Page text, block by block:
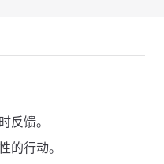
反馈。
的行动。